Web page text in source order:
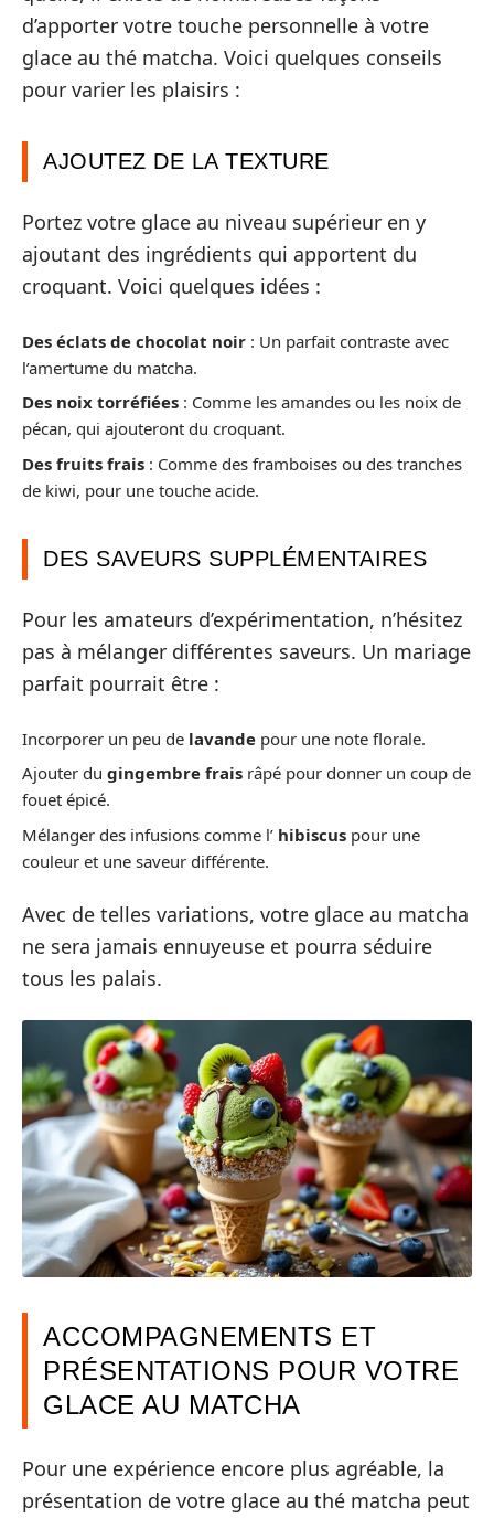
d’apporter votre touche personnelle à votre
glace au thé matcha. Voici quelques conseils
pour varier les plaisirs :
AJOUTEZ DE LA TEXTURE
Portez votre glace au niveau supérieur en y
ajoutant des ingrédients qui apportent du
croquant. Voici quelques idées :
Des éclats de chocolat noir : Un parfait contraste avec
l’amertume du matcha.
Des noix torréfiées : Comme les amandes ou les noix de
pécan, qui ajouteront du croquant.
Des fruits frais : Comme des framboises ou des tranches
de kiwi, pour une touche acide.
DES SAVEURS SUPPLÉMENTAIRES
Pour les amateurs d’expérimentation, n’hésitez
pas à mélanger différentes saveurs. Un mariage
parfait pourrait être :
Incorporer un peu de lavande pour une note florale.
Ajouter du gingembre frais râpé pour donner un coup de
fouet épicé.
Mélanger des infusions comme l’ hibiscus pour une
couleur et une saveur différente.
Avec de telles variations, votre glace au matcha
ne sera jamais ennuyeuse et pourra séduire
tous les palais.
ACCOMPAGNEMENTS ET
PRÉSENTATIONS POUR VOTRE
GLACE AU MATCHA
Pour une expérience encore plus agréable, la
présentation de votre glace au thé matcha peut